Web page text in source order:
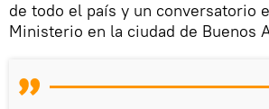
de todo el país y un conversatorio
Ministerio en la ciudad de Buenos